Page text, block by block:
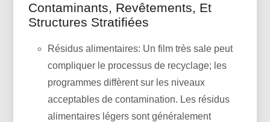
Contaminants, Revêtements, Et
Structures Stratifiées
Résidus alimentaires: Un film très sale peut
compliquer le processus de recyclage; les
programmes diffèrent sur les niveaux
acceptables de contamination. Les résidus
alimentaires légers sont généralement